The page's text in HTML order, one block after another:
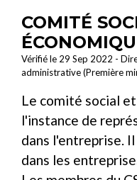
COMITÉ
Vérifié le 29 Sep 2022 -
administrative (Première
Le comité social
l'instance de
dans l'entreprise.
dans les